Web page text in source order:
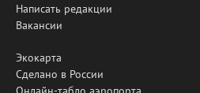
Написать редакции
Вакансии
Экокарта
Сделано в России